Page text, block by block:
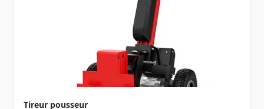
Tireur pousseur